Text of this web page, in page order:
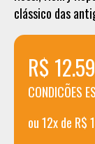
clássico das
R$
CONDICÕES
ou 12x de